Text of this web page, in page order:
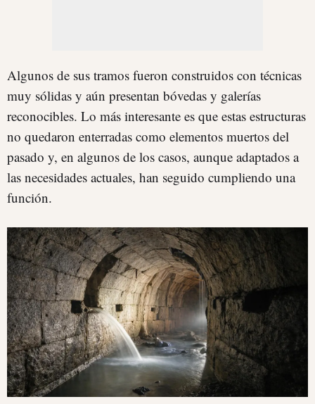
Algunos de sus tramos fueron construidos con técnicas
muy sólidas y aún presentan bóvedas y galerías
reconocibles. Lo más interesante es que estas estructuras
no quedaron enterradas como elementos muertos del
pasado y, en algunos de los casos, aunque adaptados a
las necesidades actuales, han seguido cumpliendo una
función.